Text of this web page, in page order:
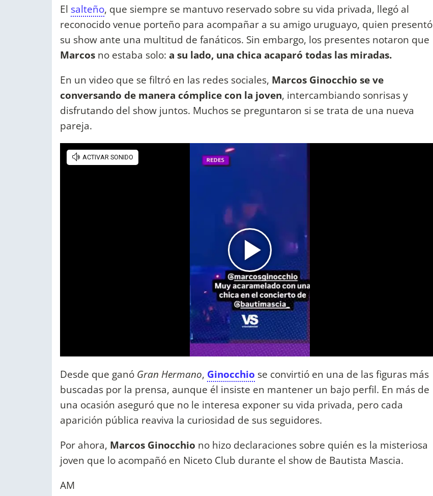
El salteño, que siempre se mantuvo reservado sobre su vida privada, llegó al
reconocido venue porteño para acompañar a su amigo uruguayo, quien presentó
su show ante una multitud de fanáticos. Sin embargo, los presentes notaron que
Marcos no estaba solo: a su lado, una chica acaparó todas las miradas.
En un video que se filtró en las redes sociales, Marcos Ginocchio se ve
conversando de manera cómplice con la joven, intercambiando sonrisas y
disfrutando del show juntos. Muchos se preguntaron si se trata de una nueva
pareja.
Desde que ganó Gran Hermano, Ginocchio se convirtió en una de las figuras más
buscadas por la prensa, aunque él insiste en mantener un bajo perfil. En más de
una ocasión aseguró que no le interesa exponer su vida privada, pero cada
aparición pública reaviva la curiosidad de sus seguidores.
Por ahora, Marcos Ginocchio no hizo declaraciones sobre quién es la misteriosa
joven que lo acompañó en Niceto Club durante el show de Bautista Mascia.
AM